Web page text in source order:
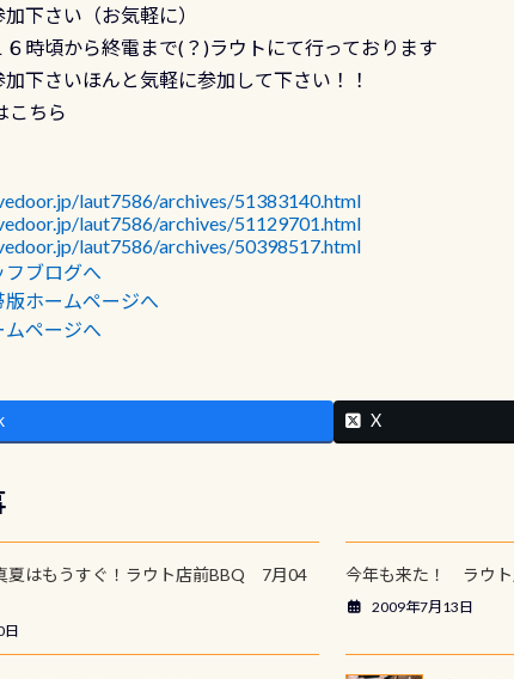
下さい（お気軽に）
６時頃から終電まで(？)ラウトにて行っております
下さいほんと気軽に参加して下さい！！
こちら
laut7586/archives/51383140.html
laut7586/archives/51129701.html
laut7586/archives/50398517.html
フブログへ
版ホームページへ
ムページへ
X
夏はもうすぐ！ラウト店前BBQ 7月04
日
今年も来た！ ラウ
2009年7月13日